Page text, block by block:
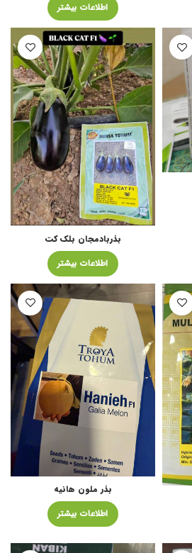
اطلاعات بیشتر
بذربادمجان بلک کت
اطلاعات بیشتر
بذر ملون هانیه
اطلاعات بیشتر